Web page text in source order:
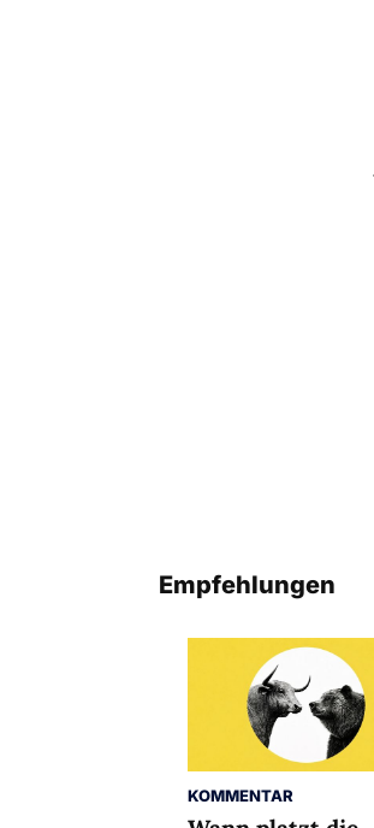
Empfehlungen
KOMMENTAR